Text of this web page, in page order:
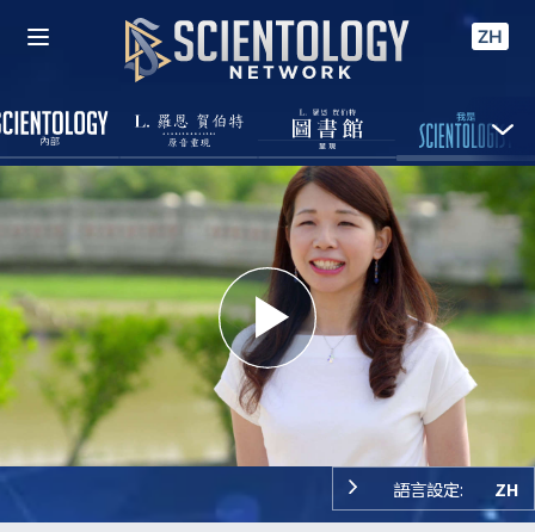
ZH
Play
Video
語言設定: ZH